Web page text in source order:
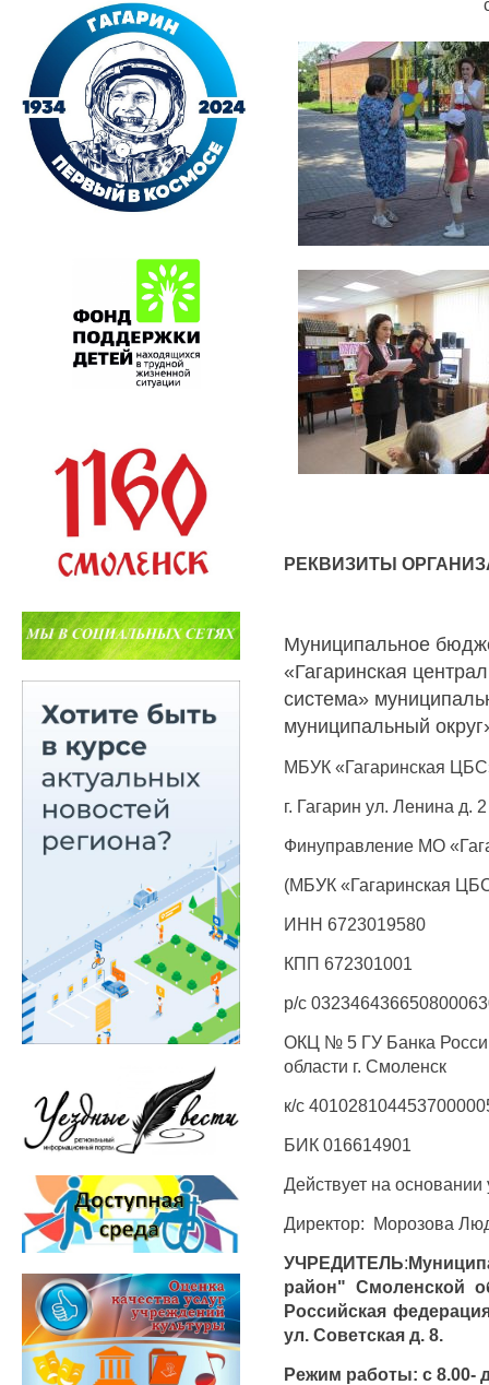
РЕКВИЗИТЫ
Муниципальное
«Гагаринская
система»
муниципальный
МБУК «Гагаринская
г. Гагарин ул. Ленина д. 2
Финуправление МО
(МБУК «Гагаринская
ИНН 6723019580
КПП 672301001
р/с
ОКЦ № 5 ГУ Банка
области г. Смоленск
к/с
БИК 016614901
Действует на основании
Директор: Морозова
УЧРЕДИТЕЛЬ:
район" Смоленской
Российская
ул. Советская д. 8.
Режим работы: с 8.00-